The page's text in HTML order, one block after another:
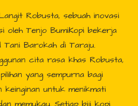
Robusta, sebuah inovasi
oleh Tenjo BumiKopi bekerja
Tani Barokah di Taraju.
cita rasa khas Robusta,
yang sempurna bagi
keinginan untuk menikmati